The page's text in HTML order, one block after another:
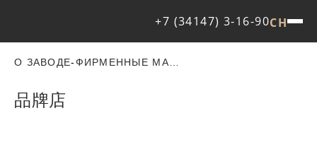
+7 (34147) 3-16-90CH
О ЗАВОДЕ-
品牌店